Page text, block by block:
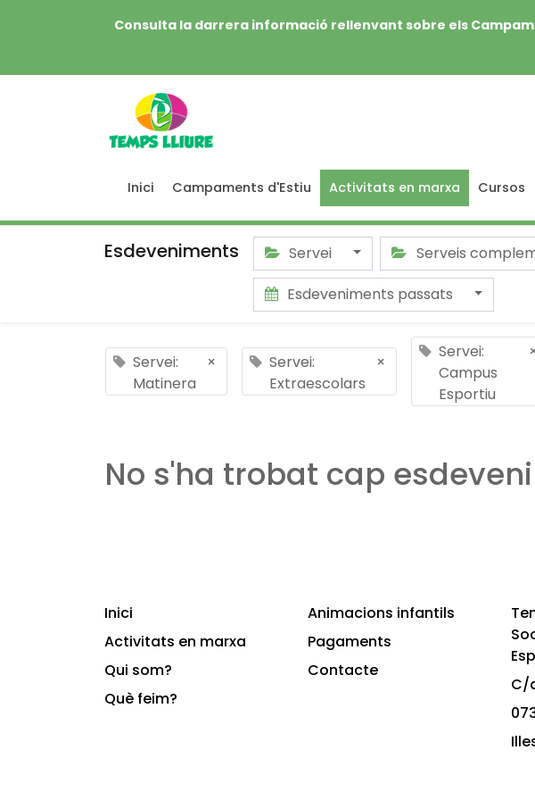
Consulta la darrera informació rellenvant sobre els
Inici Campaments d'Estiu Activitats en marxa Cursos
Esdeveniments Servei Serveis
Esdeveniments passats
Servei:
Matinera
×
Servei:
Extraescolars
×
Servei:
Campus
Esportiu
No s'ha trobat cap
Inici
Activitats en marxa
Qui som?
Què feim?
Animacions infantils
Pagaments
Contacte
C/